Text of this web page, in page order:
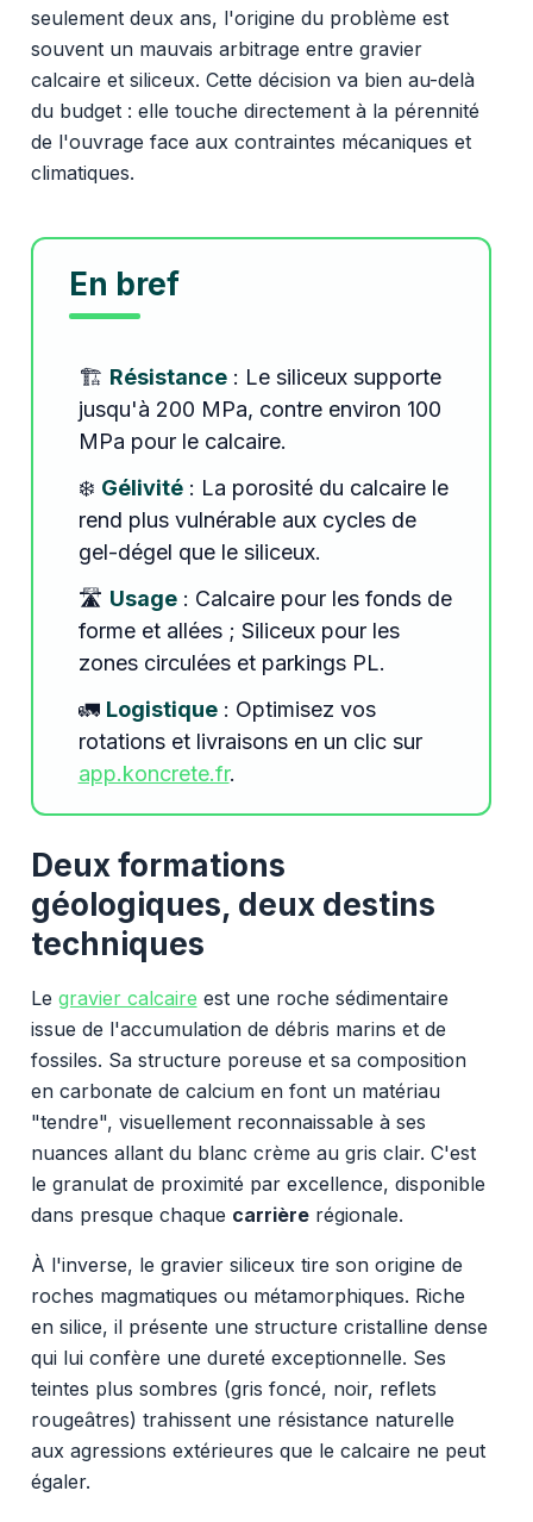
seulement deux ans, l'origine du problème est
souvent un mauvais arbitrage entre gravier
calcaire et siliceux. Cette décision va bien au-delà
du budget : elle touche directement à la pérennité
de l'ouvrage face aux contraintes mécaniques et
climatiques.
En bref
🏗️ Résistance: Le siliceux supporte
jusqu'à 200 MPa, contre environ 100
MPa pour le calcaire.
❄️ Gélivité: La porosité du calcaire le
rend plus vulnérable aux cycles de
gel-dégel que le siliceux.
🛣️ Usage: Calcaire pour les fonds de
forme et allées ; Siliceux pour les
zones circulées et parkings PL.
🚛 Logistique: Optimisez vos
rotations et livraisons en un clic sur
app.koncrete.fr.
Deux formations
géologiques, deux destins
techniques
Le gravier calcaire est une roche sédimentaire
issue de l'accumulation de débris marins et de
fossiles. Sa structure poreuse et sa composition
en carbonate de calcium en font un matériau
"tendre", visuellement reconnaissable à ses
nuances allant du blanc crème au gris clair. C'est
le granulat de proximité par excellence, disponible
dans presque chaque carrièrerégionale.
À l'inverse, le gravier siliceux tire son origine de
roches magmatiques ou métamorphiques. Riche
en silice, il présente une structure cristalline dense
qui lui confère une dureté exceptionnelle. Ses
teintes plus sombres (gris foncé, noir, reflets
rougeâtres) trahissent une résistance naturelle
aux agressions extérieures que le calcaire ne peut
égaler.